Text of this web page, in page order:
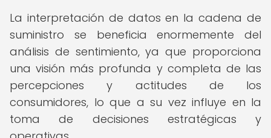
La interpretación de datos en la cadena de
suministro se beneficia enormemente del
análisis de sentimiento, ya que proporciona
una visión más profunda y completa de las
percepciones y actitudes de los
consumidores, lo que a su vez influye en la
toma de decisiones estratégicas y